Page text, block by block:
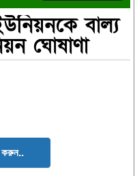
বাল্য
ঘোষাণা
করুন..